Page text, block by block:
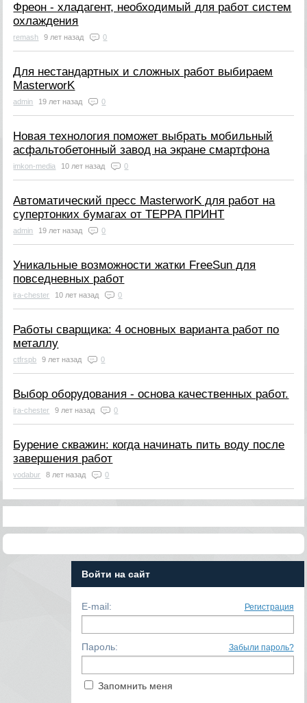
Фреон - хладагент, необходимый для работ систем
охлаждения
remash 9 лет назад 0
Для нестандартных и сложных работ выбираем
MasterworK
admin 19 лет назад 0
Новая технология поможет выбрать мобильный
асфальтобетонный завод на экране смартфона
imkon-media 10 лет назад 0
Автоматический пресс MasterworK для работ на
супертонких бумагах от ТЕРРА ПРИНТ
admin 19 лет назад 0
Уникальные возможности жатки FreeSun для
повседневных работ
ira-chester 10 лет назад 0
Работы сварщика: 4 основных варианта работ по
металлу
ctfrspb 9 лет назад 0
Выбор оборудования - основа качественных работ.
ira-chester 9 лет назад 0
Бурение скважин: когда начинать пить воду после
завершения работ
vodabur 8 лет назад 0
Войти на сайт
E-mail: Регистрация
Пароль: Забыли пароль?
Запомнить меня